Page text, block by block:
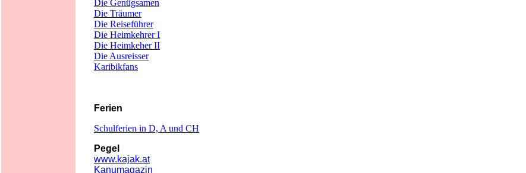
Die Genügsamen
Die Träumer
Die Reiseführer
Die Heimkehrer I
Die Heimkeher II
Die Ausreisser
Karibikfans
Ferien
Schulferien in D, A und CH
Pegel
www.kajak.at
Kanumagazin